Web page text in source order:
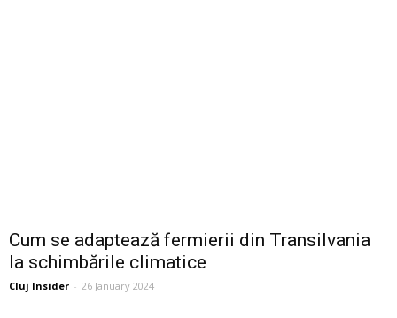
Cum se adaptează fermierii din Transilvania
la schimbările climatice
Cluj Insider - 26 January 2024